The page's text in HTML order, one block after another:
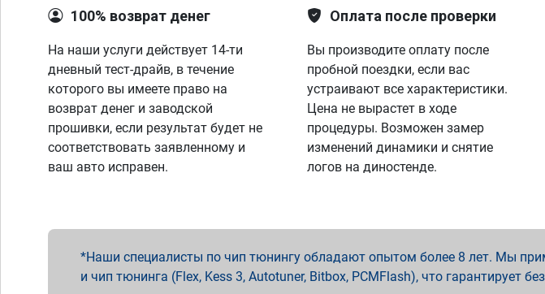
100% возврат денег
На наши услуги действует 14-ти
дневный тест-драйв, в течение
которого вы имеете право на
возврат денег и заводской
прошивки, если результат будет не
соответствовать заявленному и
ваш авто исправен.
Оплата после проверки
Вы производите оплату после
пробной поездки, если вас
устраивают все характеристики.
Цена не вырастет в ходе
процедуры. Возможен замер
изменений динамики и снятие
логов на диностенде.
Наши специалисты по чип тюнингу обладают опытом более 8 лет. Мы
и чип тюнинга (Flex, Kess 3, Autotuner, Bitbox, PCMFlash), что гарантирует